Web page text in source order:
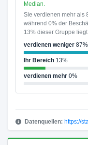
Median.
Sie verdienen mehr als
während 0% der
13% dieser Gruppe
verdienen weniger87%
Ihr Bereich13%
verdienen mehr0%
Datenquellen: https://